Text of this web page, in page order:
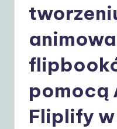
pomocą
Fliplify